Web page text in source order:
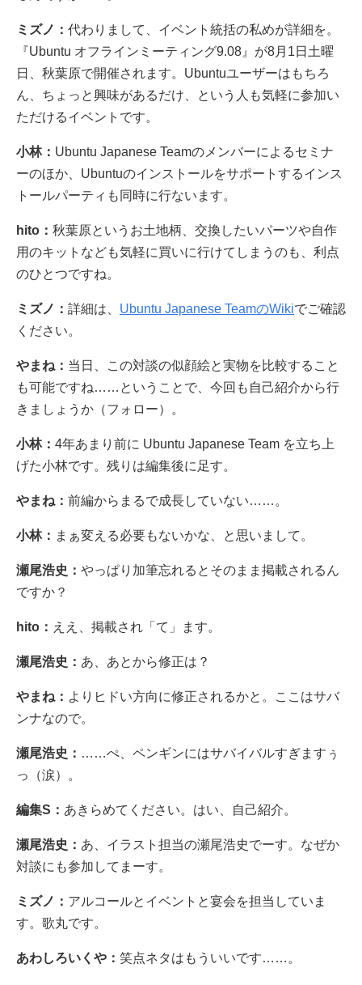
ミズノ： 代わりまして、イベント統括の私めが詳細を。
『Ubuntu オフラインミーティング9.08』が8月1日土曜
日、秋葉原で開催されます。Ubuntuユーザーはもちろ
ん、ちょっと興味があるだけ、という人も気軽に参加い
ただけるイベントです。
小林： Ubuntu Japanese Teamのメンバーによるセミナ
ーのほか、Ubuntuのインストールをサポートするインス
トールパーティも同時に行ないます。
hito： 秋葉原というお土地柄、交換したいパーツや自作
用のキットなども気軽に買いに行けてしまうのも、利点
のひとつですね。
ミズノ： 詳細は、 Ubuntu Japanese TeamのWikiでご確認
ください。
やまね： 当日、この対談の似顔絵と実物を比較すること
も可能ですね……ということで、今回も自己紹介から行
きましょうか（フォロー）。
小林： 4年あまり前に Ubuntu Japanese Team を立ち上
げた小林です。残りは編集後に足す。
やまね： 前編からまるで成長していない……。
小林： まぁ変える必要もないかな、と思いまして。
瀬尾浩史： やっぱり加筆忘れるとそのまま掲載されるん
ですか？
hito： ええ、掲載され「て」ます。
瀬尾浩史： あ、あとから修正は？
やまね： よりヒドい方向に修正されるかと。ここはサバ
ンナなので。
瀬尾浩史： ……ぺ、ペンギンにはサバイバルすぎますぅ
っ（涙）。
編集S： あきらめてください。はい、自己紹介。
瀬尾浩史： あ、イラスト担当の瀬尾浩史でーす。なぜか
対談にも参加してまーす。
ミズノ： アルコールとイベントと宴会を担当していま
す。歌丸です。
あわしろいくや： 笑点ネタはもういいです……。